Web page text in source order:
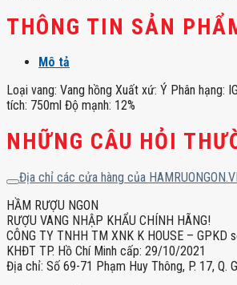
THÔNG TIN SẢN
Mô tả
Loại vang: Vang hồng Xuất xứ: Ý Phân hạng:
tích: 750ml Độ mạnh: 12%
NHỮNG CÂU HỎI
Địa chỉ các cửa hàng của
HẦM RƯỢU NGON
RƯỢU VANG NHẬP KHẨU CHÍNH HÃNG!
CÔNG TY TNHH TM XNK K HOUSE – GPKD
KHĐT TP. Hồ Chí Minh cấp: 29/10/2021
Địa chỉ: Số 69-71 Phạm Huy Thông, P. 17, Q.